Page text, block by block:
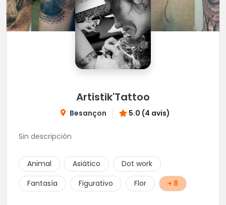
Artistik'Tattoo
Besançon 5.0 (4 avis)
Sin descripción
Animal Asiático
Dot work
Fantasía
Figurativo Flor + 8